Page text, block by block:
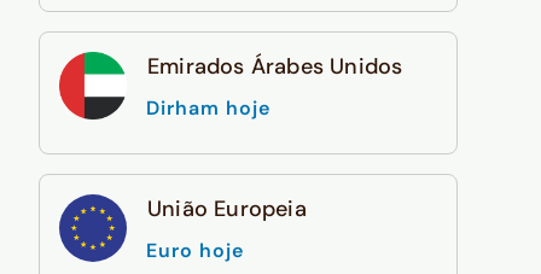
Emirados Árabes Unidos
Dirham hoje
União Europeia
Euro hoje